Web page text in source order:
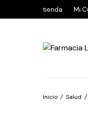
tienda Mi
Inicio / Salud /